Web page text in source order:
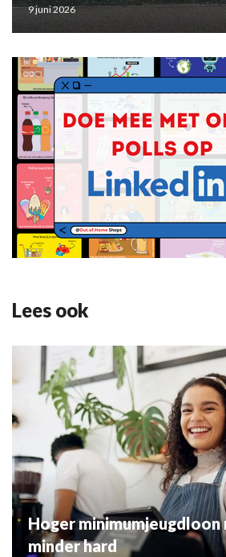
9 juni 2026
Lees ook
Hoger minimumjeugdloon
minder hard